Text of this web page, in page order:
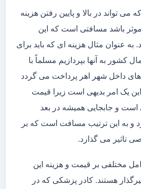
می تواند در بالا و پایین رفتن هزینه
موثر باشد مسافتی است که این
به عنوان مثال هزینه ای که باید برای
به آنها بپردازیم مسلماً با
داخل شهر اهر پرداخت می گردد
یک امر بدیهی است زیرا قیمت
است و جابجایی همیشه در بعد
به این ترتیب مسافت است که بر
تاثیر می گذارد.
مختلفی بر قیمت و هزینه این
هستند. کادر پزشکی که در